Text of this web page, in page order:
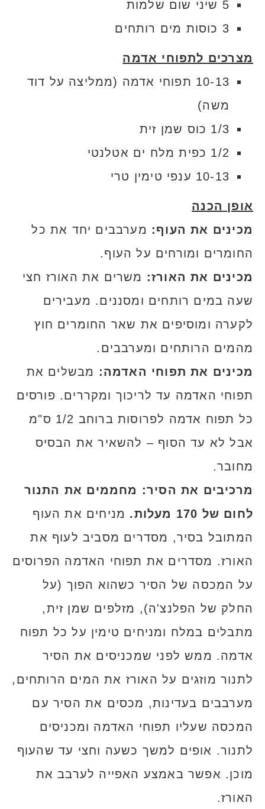
5 שיני שום שלמות
3 כוסות מים רותחים
מצרכים לתפוחי אדמה
10-13 תפוחי אדמה (ממליצה על דוד
משה)
1/3 כוס שמן זית
1/2 כפית מלח ים אטלנטי
10-13 ענפי טימין טרי
אופן הכנה
מכינים את העוף: מערבבים יחד את כל
החומרים ומורחים על העוף.
מכינים את האורז: משרים את האורז חצי
שעה במים רותחים ומסננים. מעבירים
לקערה ומוסיפים את שאר החומרים חוץ
מהמים הרותחים ומערבבים.
מכינים את תפוחי האדמה: מבשלים את
תפוחי האדמה עד לריכוך ומקררים. פורסים
כל תפוח אדמה לפרוסות ברוחב 1/2 ס"מ
אבל לא עד הסוף – להשאיר את הבסיס
מחובר.
מרכיבים את הסיר: מחממים את התנור
לחום של 170 מעלות.
מניחים את העוף
המתובל בסיר, מסדרים מסביב לעוף את
האורז. מסדרים את תפוחי האדמה הפרוסים
על המכסה של הסיר כשהוא הפוך (על
החלק של הפלנצ'ה), מזלפים שמן זית,
מתבלים במלח ומניחים טימין על כל תפוח
אדמה. ממש לפני שמכניסים את הסיר
לתנור מוזגים על האורז את המים הרותחים,
מערבבים בעדינות, מכסים את הסיר עם
המכסה שעליו תפוחי האדמה ומכניסים
לתנור. אופים למשך כשעה וחצי עד שהעוף
מוכן. אפשר באמצע האפייה לערבב את
האורז.